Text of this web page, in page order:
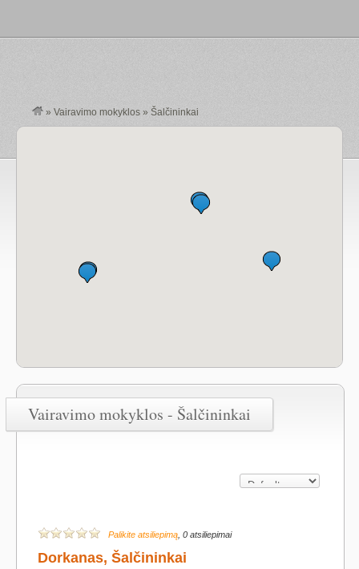
» Vairavimo mokyklos » Šalčininkai
Vairavimo mokyklos - Šalčininkai
Palikite atsiliepimą , 0 atsiliepimai
Dorkanas, Šalčininkai